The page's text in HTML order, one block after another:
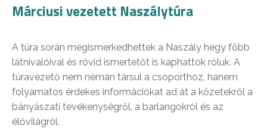
Márciusi vezetett Naszálytúra
A túra során megismerkedhettek a Naszály hegy főbb
látnivalóival és rövid ismertetőt is kaphattok róluk. A
túravezető nem némán társul a csoporthoz, hanem
folyamatos érdekes információkat ad át a kőzetekről a
bányászati tevékenységről, a barlangokról és az
élővilágról.